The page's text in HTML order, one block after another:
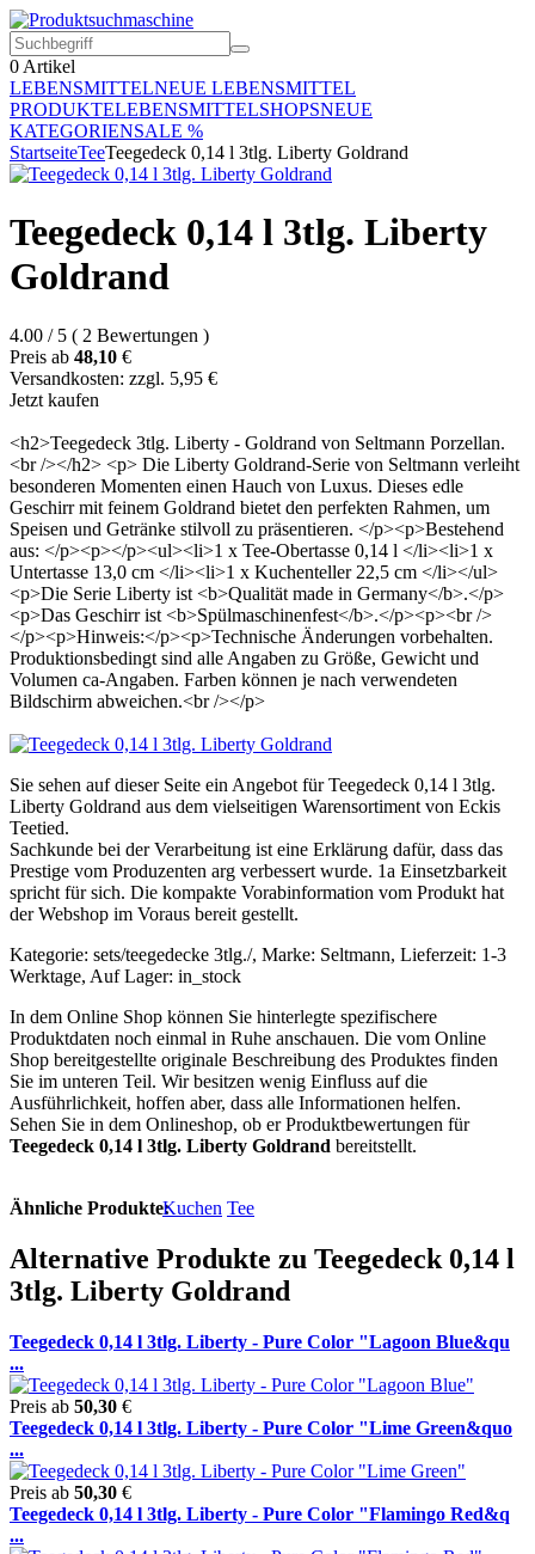
0 Artikel
LEBENSMITTELNEUE LEBENSMITTEL
PRODUKTELEBENSMITTELSHOPSNEUE
KATEGORIENSALE %
StartseiteTeeTeegedeck 0,14 l 3tlg. Liberty Goldrand
Teegedeck 0,14 l 3tlg. Liberty
Goldrand
4.00 / 5 ( 2 Bewertungen )
Preis ab 48,10 €
Versandkosten: zzgl. 5,95 €
Jetzt kaufen
<h2>Teegedeck 3tlg. Liberty - Goldrand von Seltmann Porzellan.
<br /></h2> <p> Die Liberty Goldrand-Serie von Seltmann verleiht
besonderen Momenten einen Hauch von Luxus. Dieses edle
Geschirr mit feinem Goldrand bietet den perfekten Rahmen, um
Speisen und Getränke stilvoll zu präsentieren. </p><p>Bestehend
aus: </p><p></p><ul><li>1 x Tee-Obertasse 0,14 l </li><li>1 x
Untertasse 13,0 cm </li><li>1 x Kuchenteller 22,5 cm </li></ul>
<p>Die Serie Liberty ist <b>Qualität made in Germany</b>.</p>
<p>Das Geschirr ist <b>Spülmaschinenfest</b>.</p><p><br />
</p><p>Hinweis:</p><p>Technische Änderungen vorbehalten.
Produktionsbedingt sind alle Angaben zu Größe, Gewicht und
Volumen ca-Angaben. Farben können je nach verwendeten
Bildschirm abweichen.<br /></p>
Sie sehen auf dieser Seite ein Angebot für Teegedeck 0,14 l 3tlg.
Liberty Goldrand aus dem vielseitigen Warensortiment von Eckis
Teetied.
Sachkunde bei der Verarbeitung ist eine Erklärung dafür, dass das
Prestige vom Produzenten arg verbessert wurde. 1a Einsetzbarkeit
spricht für sich. Die kompakte Vorabinformation vom Produkt hat
der Webshop im Voraus bereit gestellt.
Kategorie: sets/teegedecke 3tlg./, Marke: Seltmann, Lieferzeit: 1-3
Werktage, Auf Lager: in_stock
In dem Online Shop können Sie hinterlegte spezifischere
Produktdaten noch einmal in Ruhe anschauen. Die vom Online
Shop bereitgestellte originale Beschreibung des Produktes finden
Sie im unteren Teil. Wir besitzen wenig Einfluss auf die
Ausführlichkeit, hoffen aber, dass alle Informationen helfen.
Sehen Sie in dem Onlineshop, ob er Produktbewertungen für
Teegedeck 0,14 l 3tlg. Liberty Goldrand bereitstellt.
Ähnliche Produkte:Kuchen Tee
Alternative Produkte zu Teegedeck 0,14 l
3tlg. Liberty Goldrand
Teegedeck 0,14 l 3tlg. Liberty - Pure Color "Lagoon Blue&qu
...
Preis ab 50,30 €
Teegedeck 0,14 l 3tlg. Liberty - Pure Color "Lime Green&quo
...
Preis ab 50,30 €
Teegedeck 0,14 l 3tlg. Liberty - Pure Color "Flamingo Red&q
...